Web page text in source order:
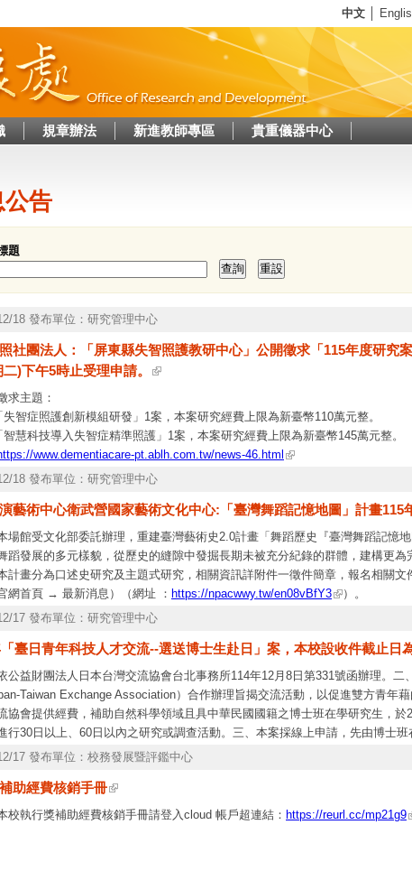
中文
規章辦法 新進教師專區 貴重儀器中心
裡 告
題
18 發布單位：研究管理中心
社團法人：「屏東縣失智照護教研中心」公開徵求「115年度研究
二)下午5時止受理申請。
求主題：
失智症照護創新模組研發」1案，本案研究經費上限為新臺幣110萬元整。
智慧科技導入失智症精準照護」1案，本案研究經費上限為新臺幣145萬元整。
www.dementiacare-pt.ablh.com.tw/news-46.html
18 發布單位：研究管理中心
藝術中心衛武營國家藝術文化中心:「臺灣舞蹈記憶地圖」計畫115
場館受文化部委託辦理，重建臺灣藝術史2.0計畫「舞蹈歷史『臺灣舞蹈記憶
蹈發展的多元樣貌，從歷史的縫隙中發掘長期未被充分紀錄的群體，建構更為
計畫分為口述史研究及主題式研究，相關資訊詳附件一徵件簡章，報名相關
網首頁 → 最新消息）（網址 ： https://npacwwy.tw/en08vBfY3
）。
17 發布單位：研究管理中心
臺日青年科技人才交流--選送博士生赴日」案，本校設收件截止日
公益財團法人日本台灣交流協會台北事務所114年12月8日第331號函辦理。二
Taiwan Exchange Association）合作辦理旨揭交流活動，以促進雙方青年
協會提供經費，補助自然科學領域且具中華民國國籍之博士班在學研究生，於
行30日以上、60日以內之研究或調查活動。三、本案採線上申請，先由博士
資料，再由推薦機構於申請截止日前於線上系統彙送至本會，並造具申請名冊
、本補助案聯絡資訊如下：活動簡章中文版可洽國科會科國處承辦人孫小于專
法人日本台灣交流協會陳孟綾小姐，電話：(02)2713-8000 ＃2411。
17 發布單位：校務發展暨評鑑中心
助經費核銷手冊
校執行獎補助經費核銷手冊請登入cloud 帳戶超連結： https://reurl.cc/mp21g9